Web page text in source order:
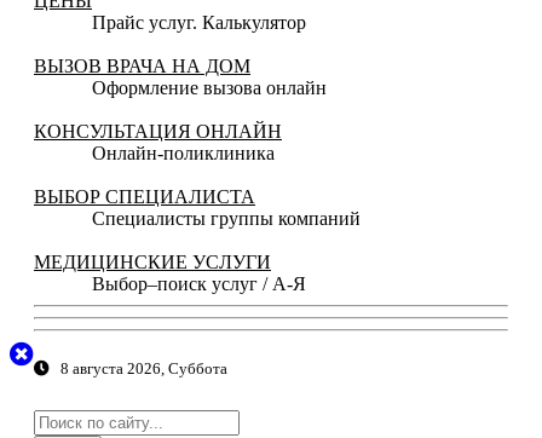
Прайс услуг. Калькулятор
ВЫЗОВ ВРАЧА НА ДОМ
Оформление вызова онлайн
КОНСУЛЬТАЦИЯ ОНЛАЙН
Онлайн-поликлиника
ВЫБОР СПЕЦИАЛИСТА
Специалисты группы компаний
МЕДИЦИНСКИЕ УСЛУГИ
Выбор–поиск услуг / А-Я
8 августа 2026, Суббота